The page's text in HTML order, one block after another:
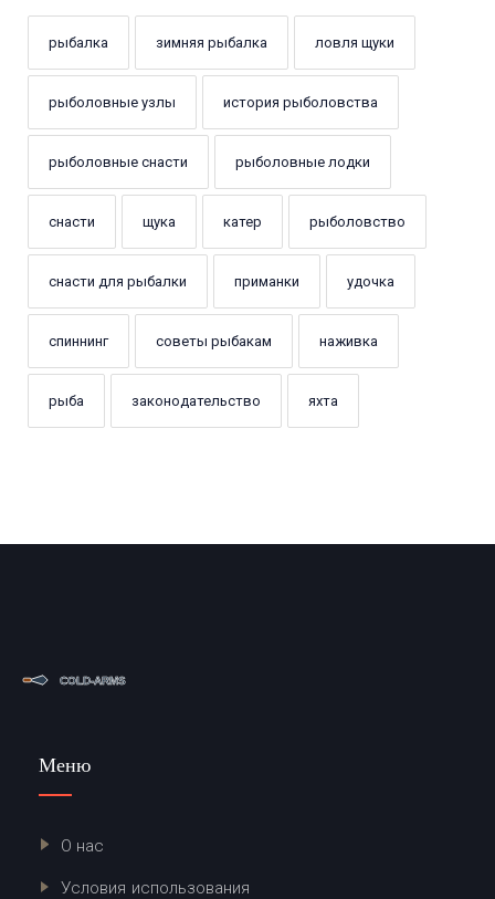
рыбалка зимняя рыбалка ловля щуки
рыболовные узлы история рыболовства
рыболовные снасти рыболовные лодки
снасти щука катер рыболовство
снасти для рыбалки приманки удочка
спиннинг советы рыбакам наживка
рыба законодательство яхта
Меню
О нас
Условия использования